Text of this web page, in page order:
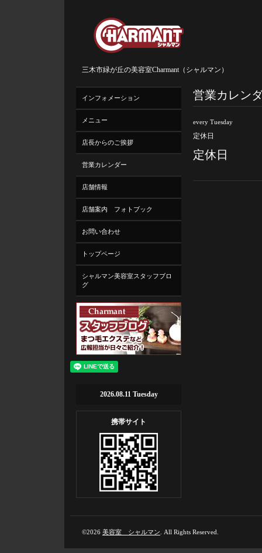
三木市緑が丘の美容室Charmant（シャルマン）
営業カレン
every Tuesday
定休日
定休日
インフォメーション
メニュー
店長からのご挨拶
営業カレンダー
店舗情報
店舗案内 フォトブック
お問い合わせ
トップページ
シャルマン美容室スタッフブロ
グ
2026.08.11 Tuesday
携帯サイト
©2026 美容室 シャルマン . All Rights Reserved.